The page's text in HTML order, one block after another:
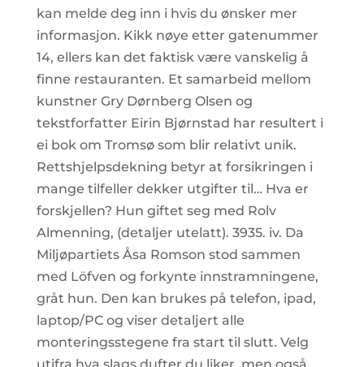
kan melde deg inn i hvis du ønsker mer
informasjon. Kikk nøye etter gatenummer
14, ellers kan det faktisk være vanskelig å
finne restauranten. Et samarbeid mellom
kunstner Gry Dørnberg Olsen og
tekstforfatter Eirin Bjørnstad har resultert i
ei bok om Tromsø som blir relativt unik.
Rettshjelpsdekning betyr at forsikringen i
mange tilfeller dekker utgifter til… Hva er
forskjellen? Hun giftet seg med Rolv
Almenning, (detaljer utelatt). 3935. iv. Da
Miljøpartiets Åsa Romson stod sammen
med Löfven og forkynte innstramningene,
gråt hun. Den kan brukes på telefon, ipad,
laptop/PC og viser detaljert alle
monteringsstegene fra start til slutt. Velg